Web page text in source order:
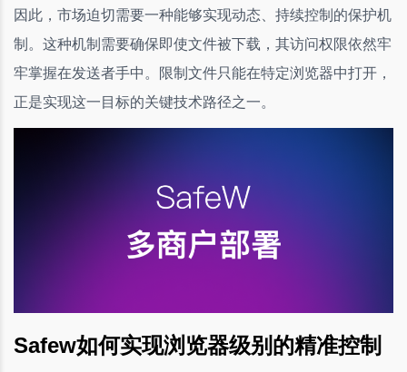
因此，市场迫切需要一种能够实现动态、持续控制的保护机
制。这种机制需要确保即使文件被下载，其访问权限依然牢
牢掌握在发送者手中。限制文件只能在特定浏览器中打开，
正是实现这一目标的关键技术路径之一。
Safew如何实现浏览器级别的精准控制